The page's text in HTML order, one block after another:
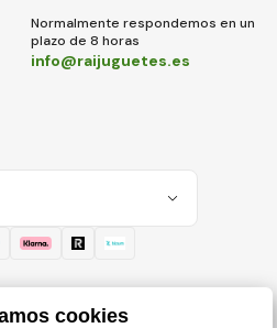
Normalmente respondemos en un
plazo de 8 horas
info@raijuguetes.es